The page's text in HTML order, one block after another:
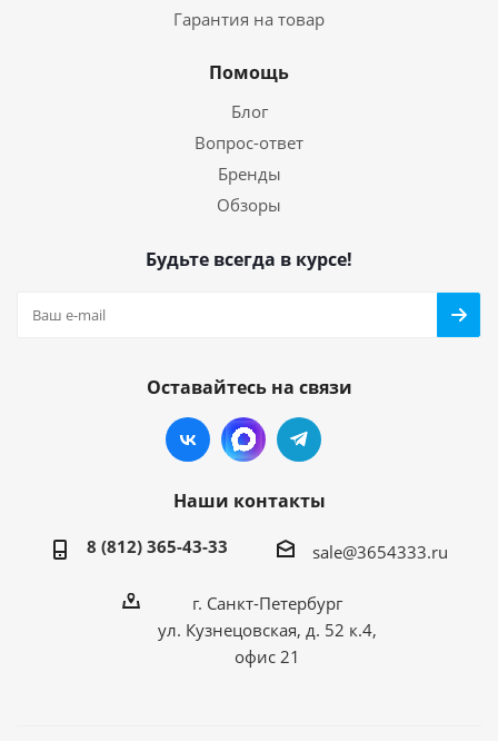
Гарантия на товар
Помощь
Блог
Вопрос-ответ
Бренды
Обзоры
Будьте всегда в курсе!
Оставайтесь на связи
Наши контакты
8 (812) 365-43-33 sale@3654333.ru
г. Санкт-Петербург
ул. Кузнецовская, д. 52 к.4,
офис 21